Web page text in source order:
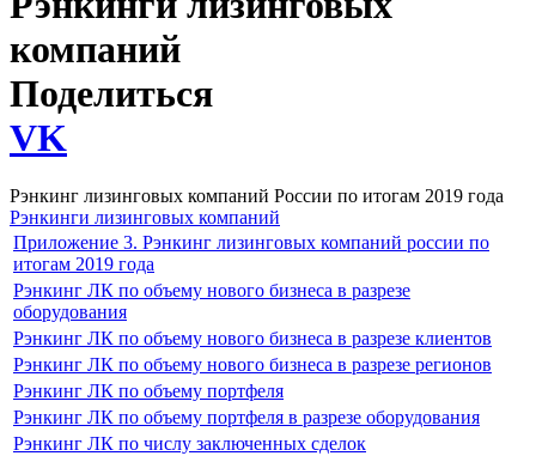
компаний
Поделиться
VK
Рэнкинг лизинговых компаний России по итогам 2019 года
Рэнкинги лизинговых компаний
Приложение 3. Рэнкинг лизинговых компаний россии по
итогам 2019 года
Рэнкинг ЛК по объему нового бизнеса в разрезе
оборудования
Рэнкинг ЛК по объему нового бизнеса в разрезе клиентов
Рэнкинг ЛК по объему нового бизнеса в разрезе регионов
Рэнкинг ЛК по объему портфеля
Рэнкинг ЛК по объему портфеля в разрезе оборудования
Рэнкинг ЛК по числу заключенных сделок